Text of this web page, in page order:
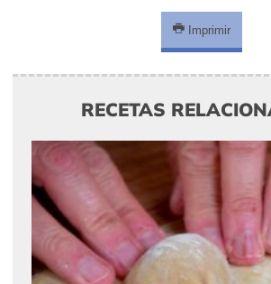
Imprimir
RECETAS